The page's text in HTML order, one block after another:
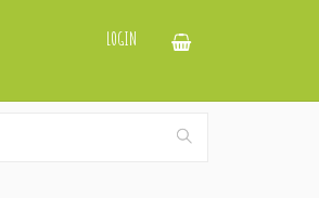
LOGIN